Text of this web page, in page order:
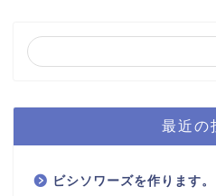
最近の
ビシソワーズを作ります